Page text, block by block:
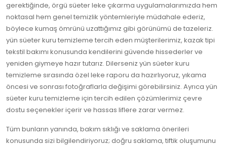
gerektiğinde, örgü süeter leke çıkarma uygulamalarımızda hem
noktasal hem genel temizlik yöntemleriyle müdahale ederiz,
böylece kumaş ömrünü uzattığımız gibi görünümü de tazeleriz.
yün süeter kuru temizleme tercih eden müşterilerimiz, kazak tipi
tekstil bakımı konusunda kendilerini güvende hissederler ve
yeniden giymeye hazır tutarız. Dilerseniz yün süeter kuru
temizleme sırasında özel leke raporu da hazırlıyoruz, yıkama
öncesi ve sonrası fotoğraflarla değişimi görebilirsiniz. Ayrıca yün
süeter kuru temizleme için tercih edilen çözümlerimiz çevre
dostu seçenekler içerir ve hassas liflere zarar vermez.
Tüm bunların yanında, bakım sıklığı ve saklama önerileri
konusunda sizi bilgilendiriyoruz; doğru saklama, tiftik oluşumunu